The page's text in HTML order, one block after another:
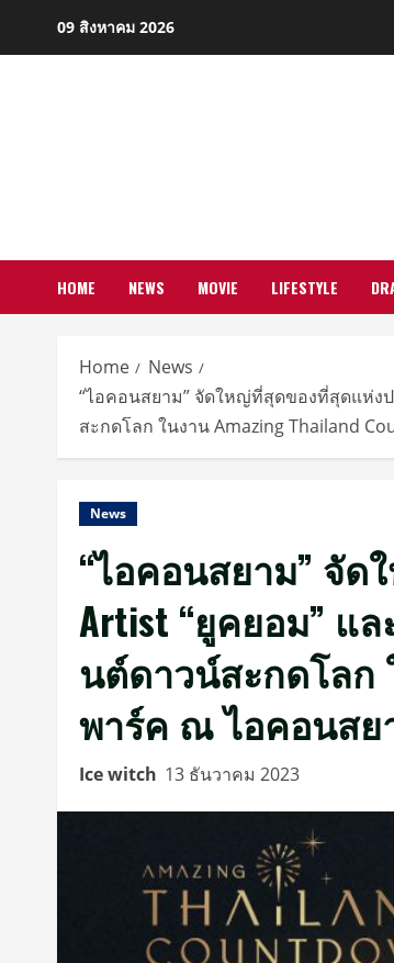
09 สิงหาคม 2026
HOME NEWS MOVIE LIFESTYLE
Home
News
“ไอคอนสยาม” จัดใหญ่ที่สุดของที่สุดแห่ง
สะกดโลก ในงาน Amazing Thailand
News
“ไอคอนสยาม” จัด
Artist “ยูคยอม” แล
นต์ดาวน์สะกดโลก
พาร์ค ณ ไอคอนสย
Ice witch 13 ธันวาคม 2023